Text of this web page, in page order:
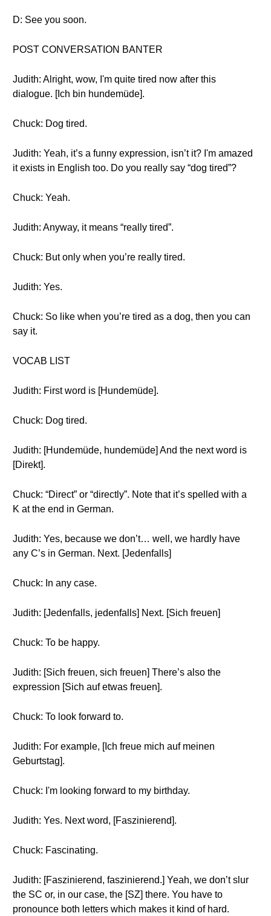
D: See you soon.
POST CONVERSATION BANTER
Judith: Alright, wow, I'm quite tired now after this
dialogue. [Ich bin hundemüde].
Chuck: Dog tired.
Judith: Yeah, it’s a funny expression, isn’t it? I'm amazed
it exists in English too. Do you really say “dog tired”?
Chuck: Yeah.
Judith: Anyway, it means “really tired”.
Chuck: But only when you’re really tired.
Judith: Yes.
Chuck: So like when you’re tired as a dog, then you can
say it.
VOCAB LIST
Judith: First word is [Hundemüde].
Chuck: Dog tired.
Judith: [Hundemüde, hundemüde] And the next word is
[Direkt].
Chuck: “Direct” or “directly”. Note that it’s spelled with a
K at the end in German.
Judith: Yes, because we don’t… well, we hardly have
any C’s in German. Next. [Jedenfalls]
Chuck: In any case.
Judith: [Jedenfalls, jedenfalls] Next. [Sich freuen]
Chuck: To be happy.
Judith: [Sich freuen, sich freuen] There’s also the
expression [Sich auf etwas freuen].
Chuck: To look forward to.
Judith: For example, [Ich freue mich auf meinen
Geburtstag].
Chuck: I'm looking forward to my birthday.
Judith: Yes. Next word, [Faszinierend].
Chuck: Fascinating.
Judith: [Faszinierend, faszinierend.] Yeah, we don’t slur
the SC or, in our case, the [SZ] there. You have to
pronounce both letters which makes it kind of hard.